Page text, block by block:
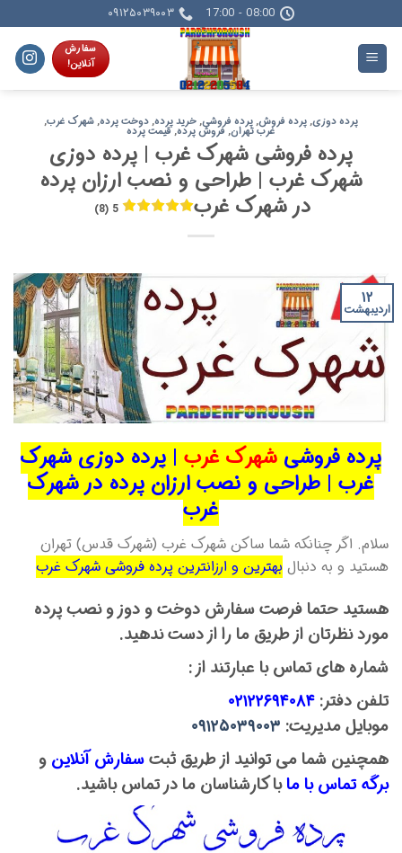
to
content
08:00 - 17:00 ۰۹۱۲۵۰۳۹۰۰۳
سفارش
آنلاین!
پرده دوزی,پرده فروش,پرده فروشی,خرید پرده,دوخت پرده,شهرک غرب,
غرب تهران,فروش پرده,قیمت پرده
پرده فروشی شهرک غرب | پرده دوزی
شهرک غرب | طراحی و نصب ارزان پرده
در شهرک غرب
5 (8)
۱۲
اردیبهشت
پرده فروشی شهرک غرب | پرده دوزی شهرک
غرب | طراحی و نصب ارزان پرده در شهرک
غرب
سلام. اگر چنانکه شما ساکن شهرک غرب (شهرک قدس) تهران
هستید و به دنبال بهترین و ارزانترین پرده فروشی شهرک غرب
هستید حتما فرصت سفارش دوخت و دوز و نصب پرده
مورد نظرتان از طریق ما را از دست ندهید.
شماره های تماس با عبارتند از :
تلفن دفتر: ۰۲۱۲۲۶۹۴۰۸۴
موبایل مدیریت: ۰۹۱۲۵۰۳۹۰۰۳
همچنین شما می توانید از طریق ثبتسفارش آنلاین و
برگه تماس با مابا کارشناسان ما در تماس باشید.